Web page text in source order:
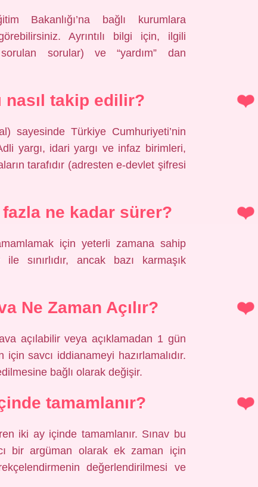
Bakanlığı’na bağlı kurumlara
Ayrıntılı bilgi için, ilgili
sorulan sorular) ve “yardım” dan
nasıl takip edilir?
sayesinde Türkiye Cumhuriyeti’nin
yargı, idari yargı ve infaz birimleri,
tarafıdır (adresten e-devlet şifresi
fazla ne kadar sürer?
için yeterli zamana sahip
sınırlıdır, ancak bazı karmaşık
Ne Zaman Açılır?
açılabilir veya açıklamadan 1 gün
savcı iddianameyi hazırlamalıdır.
bağlı olarak değişir.
tamamlanır?
iki ay içinde tamamlanır. Sınav bu
bir argüman olarak ek zaman için
değerlendirilmesi ve